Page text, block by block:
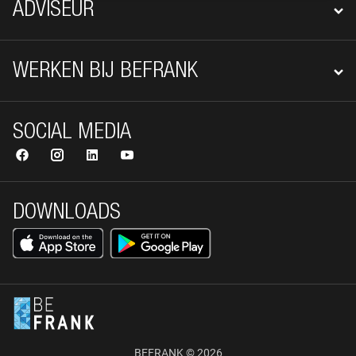
ADVISEUR
WERKEN BIJ BEFRANK
DOWNLOADS
SOCIAL MEDIA
BEFRANK © 2026